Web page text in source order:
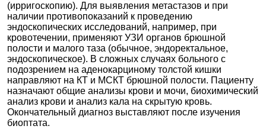
(ирригоскопию). Для выявления метастазов и при
наличии противопоказаний к проведению
эндоскопических исследований, например, при
кровотечении, применяют УЗИ органов брюшной
полости и малого таза (обычное, эндоректальное,
эндоскопическое). В сложных случаях больного с
подозрением на аденокарциному толстой кишки
направляют на КТ и МСКТ брюшной полости. Пациенту
назначают общие анализы крови и мочи, биохимический
анализ крови и анализ кала на скрытую кровь.
Окончательный диагноз выставляют после изучения
биоптата.